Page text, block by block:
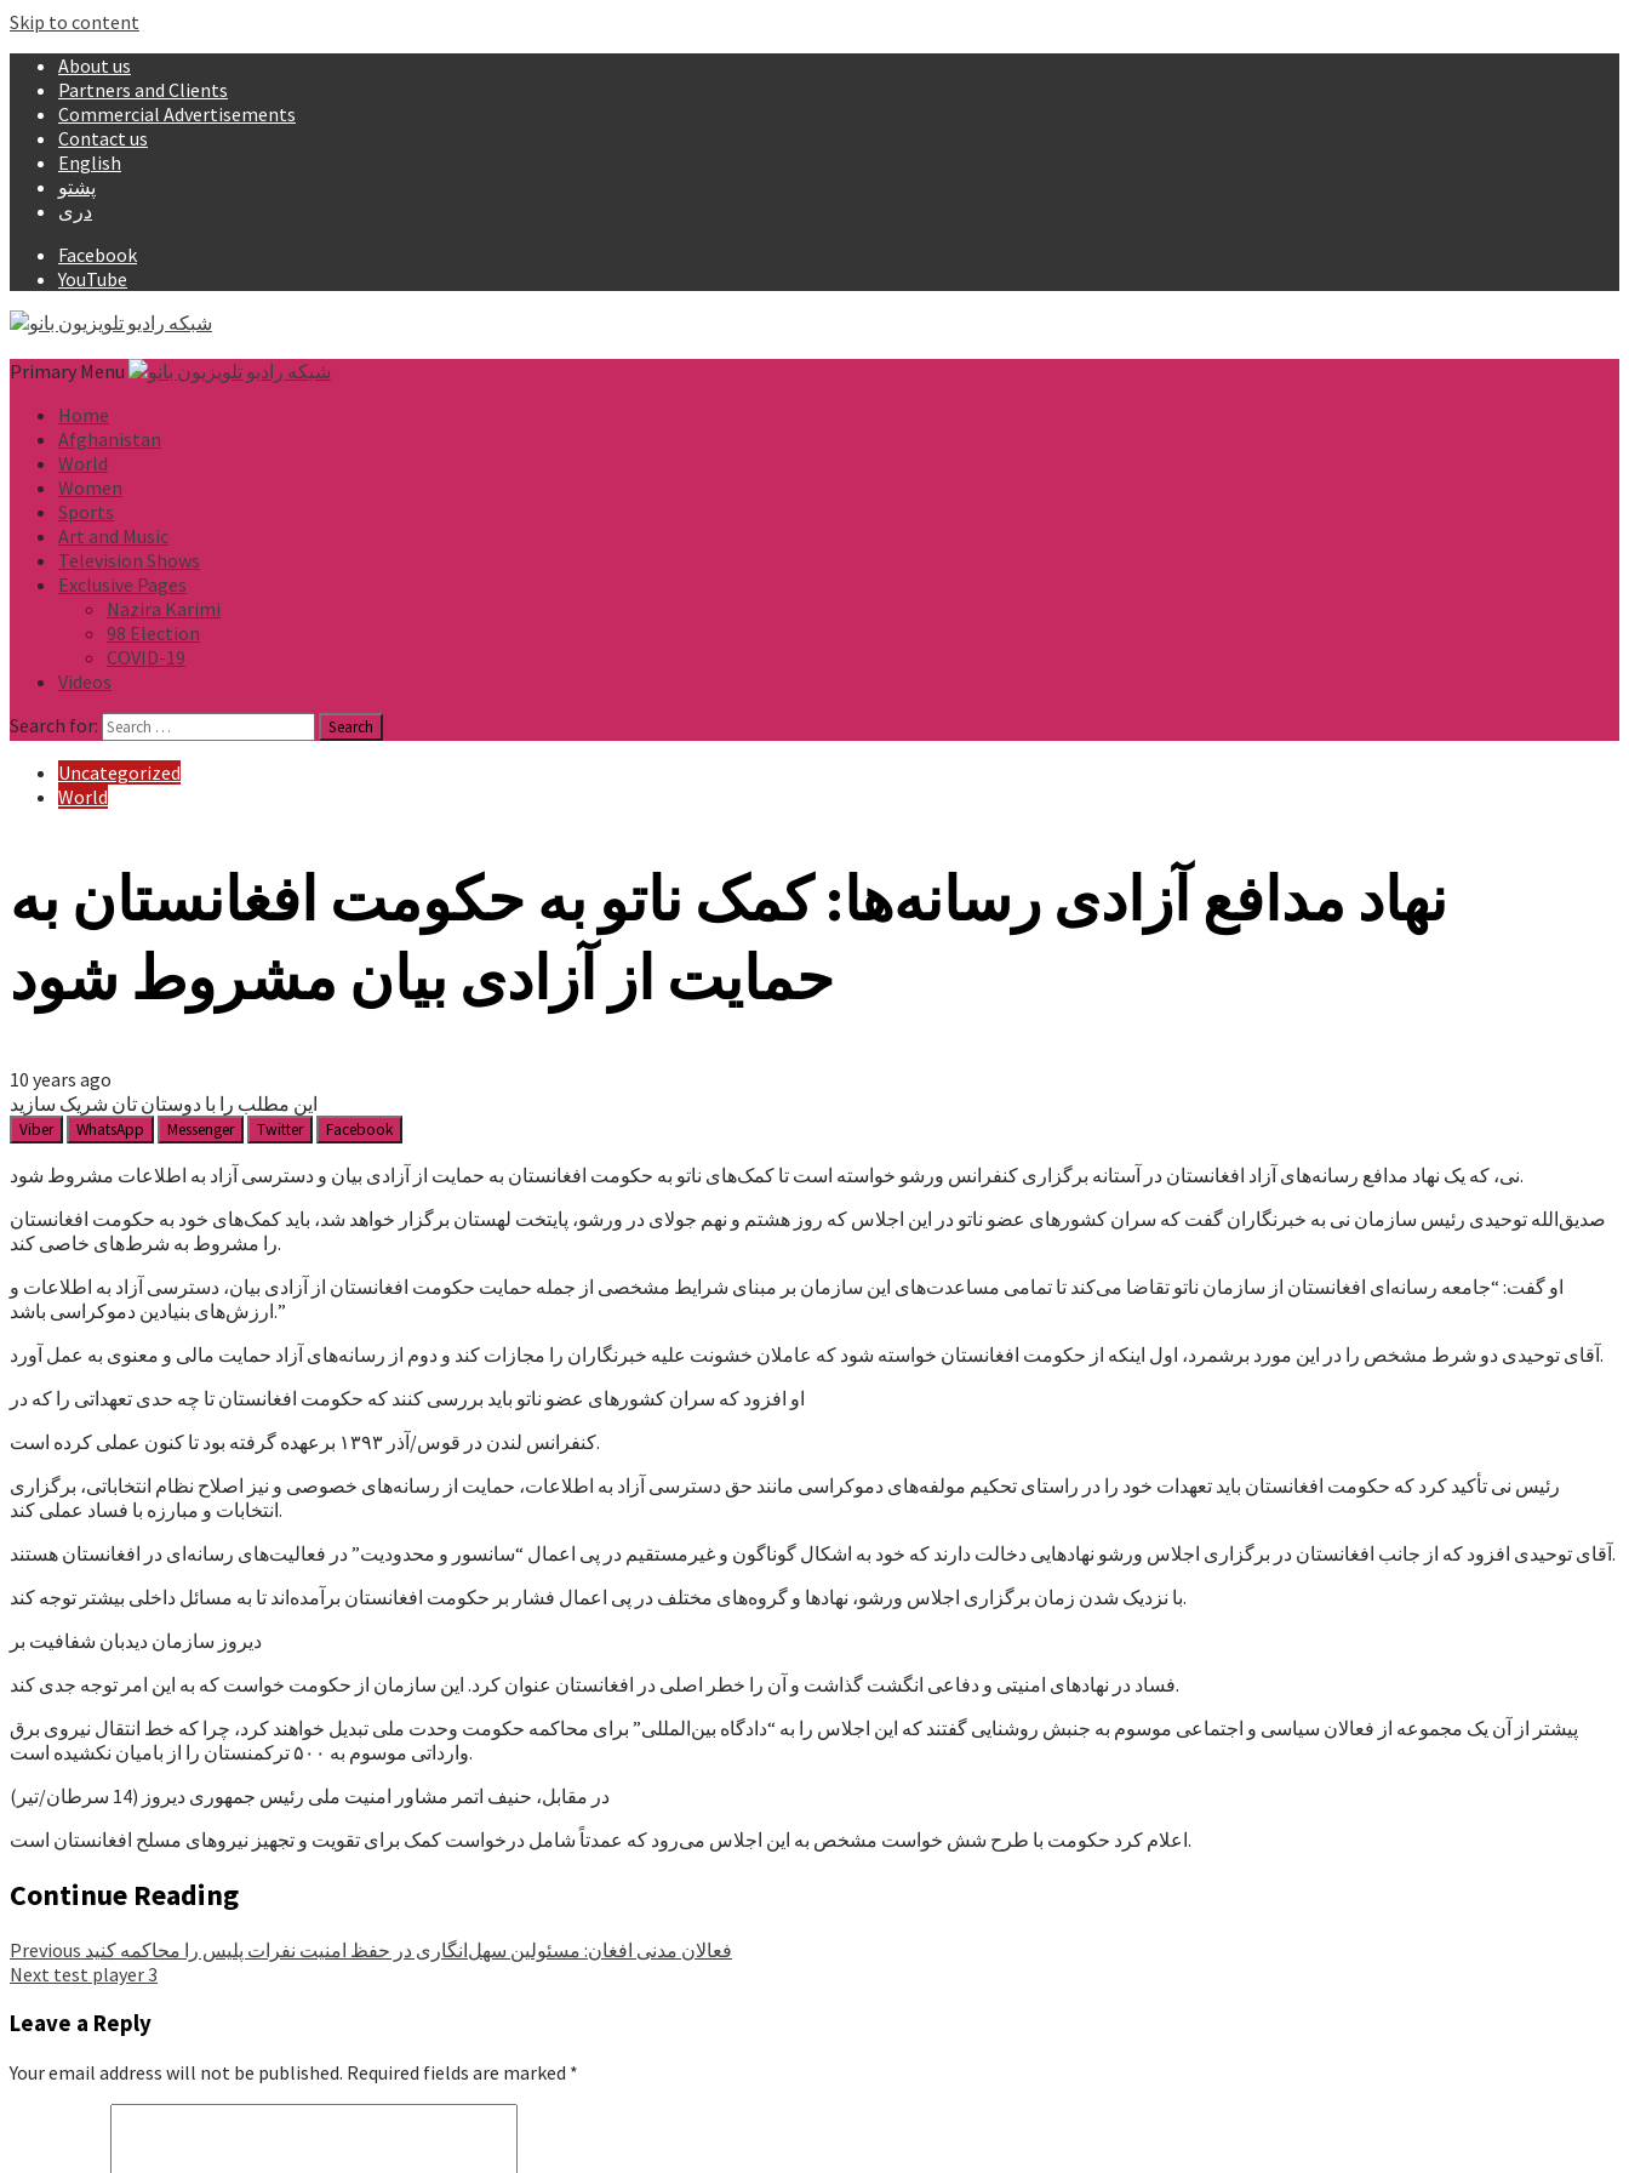
Skip to content
About us
Partners and Clients
Commercial Advertisements
Contact us
English
پشتو
دری
Facebook
YouTube
Primary Menu
Home
Afghanistan
World
Women
Sports
Art and Music
Television Shows
Exclusive Pages
Nazira Karimi
98 Election
COVID-19
Videos
Search for:
Uncategorized
World
نهاد مدافع آزادی رسانه‌ها: کمک ناتو به حکومت افغانستان به
حمایت از آزادی بیان مشروط شود
10 years ago
این مطلب را با دوستان تان شریک سازید
Viber WhatsApp Messenger Twitter Facebook
نی، که یک نهاد مدافع رسانه‌های آزاد افغانستان در آستانه برگزاری کنفرانس ورشو خواسته است تا کمک‌های ناتو به حکومت افغانستان به حمایت از آزادی بیان و دسترسی آزاد به اطلاعات مشروط شود.
صدیق‌الله توحیدی رئیس سازمان نی به خبرنگاران گفت که سران کشورهای عضو ناتو در این اجلاس که روز هشتم و نهم جولای در ورشو، پایتخت لهستان برگزار خواهد شد، باید کمک‌های خود به حکومت افغانستان
را مشروط به شرط‌های خاصی کند.
او گفت: “جامعه رسانه‌ای افغانستان از سازمان ناتو تقاضا می‌کند تا تمامی مساعدت‌های این سازمان بر مبنای شرایط مشخصی از جمله حمایت حکومت افغانستان از آزادی بیان، دسترسی آزاد به اطلاعات و
ارزش‌های بنیادین دموکراسی باشد.”
آقای توحیدی دو شرط مشخص را در این مورد برشمرد، اول اینکه از حکومت افغانستان خواسته شود که عاملان خشونت علیه خبرنگاران را مجازات کند و دوم از رسانه‌های آزاد حمایت مالی و معنوی به عمل آورد.
او افزود که سران کشورهای عضو ناتو باید بررسی کنند که حکومت افغانستان تا چه حدی تعهداتی را که در
کنفرانس لندن در قوس/آذر ۱۳۹۳ برعهده گرفته بود تا کنون عملی کرده است.
رئیس نی تأکید کرد که حکومت افغانستان باید تعهدات خود را در راستای تحکیم مولفه‌های دموکراسی مانند حق دسترسی آزاد به اطلاعات، حمایت از رسانه‌های خصوصی و نیز اصلاح نظام انتخاباتی، برگزاری
انتخابات و مبارزه با فساد عملی کند.
آقای توحیدی افزود که از جانب افغانستان در برگزاری اجلاس ورشو نهادهایی دخالت دارند که خود به اشکال گوناگون و غیرمستقیم در پی اعمال “سانسور و محدودیت” در فعالیت‌های رسانه‌ای در افغانستان هستند.
با نزدیک شدن زمان برگزاری اجلاس ورشو، نهادها و گروه‌های مختلف در پی اعمال فشار بر حکومت افغانستان برآمده‌اند تا به مسائل داخلی بیشتر توجه کند.
دیروز سازمان دیدبان شفافیت بر
فساد در نهادهای امنیتی و دفاعی انگشت گذاشت و آن را خطر اصلی در افغانستان عنوان کرد. این سازمان از حکومت خواست که به این امر توجه جدی کند.
پیشتر از آن یک مجموعه از فعالان سیاسی و اجتماعی موسوم به جنبش روشنایی گفتند که این اجلاس را به “دادگاه بین‌المللی” برای محاکمه حکومت وحدت ملی تبدیل خواهند کرد، چرا که خط انتقال نیروی برق
وارداتی موسوم به ۵۰۰ ترکمنستان را از بامیان نکشیده است.
در مقابل، حنیف اتمر مشاور امنیت ملی رئیس جمهوری دیروز (14 سرطان/تیر)
اعلام کرد حکومت با طرح شش خواست مشخص به این اجلاس می‌رود که عمدتاً شامل درخواست کمک برای تقویت و تجهیز نیروهای مسلح افغانستان است.
Continue Reading
Previous فعالان مدنی افغان: مسئولین سهل‌انگاری در حفظ امنیت نفرات پلیس را محاکمه کنید
Next test player 3
Leave a Reply
Your email address will not be published. Required fields are marked *